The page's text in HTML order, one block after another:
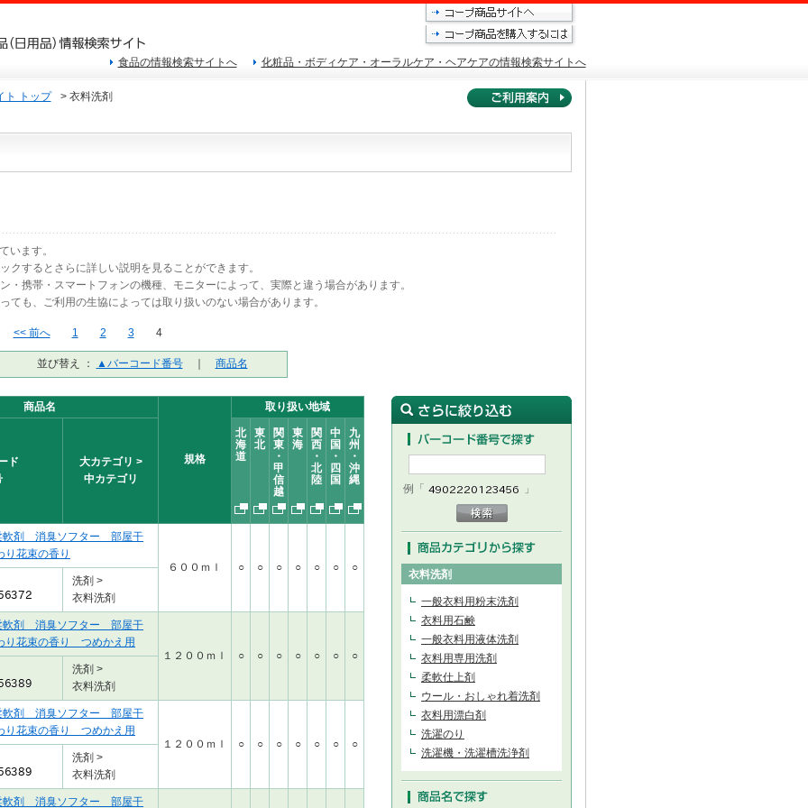
食品の情報検索サイトへ 化粧品・ボディケア・オーラルケア・ヘアケアの情報検索サイトへ
ト トップ > 衣料洗剤
います。
クするとさらに詳しい説明を見ることができます。
・携帯・スマートフォンの機種、モニターによって、実際と違う場合があります。
ても、ご利用の生協によっては取り扱いのない場合があります。
<< 前へ 1 2 3 4
並び替え ： ▲バーコード番号｜ 商品名
商品名
規格
取り扱い地域
ド
大カテゴリ >
中カテゴリ
北
海
道
東
北
関
東
・
甲
信
越
東
海
関
西
・
北
陸
中
国
・
四
国
九
州
・
沖
縄
軟剤 消臭ソフター 部屋干
花束の香り
６００ｍｌ
○ ○ ○ ○ ○ ○
○
洗剤 >
衣料洗剤
軟剤 消臭ソフター 部屋干
花束の香り つめかえ用
１２００ｍｌ
○ ○ ○ ○ ○ ○
○
洗剤 >
衣料洗剤
軟剤 消臭ソフター 部屋干
花束の香り つめかえ用
１２００ｍｌ
○ ○ ○ ○ ○ ○
○
洗剤 >
衣料洗剤
軟剤 消臭ソフター 部屋干
例「 」
衣料洗剤
一般衣料用粉末洗剤
衣料用石鹸
一般衣料用液体洗剤
衣料用専用洗剤
柔軟仕上剤
ウール・おしゃれ着洗剤
衣料用漂白剤
洗濯のり
洗濯機・洗濯槽洗浄剤